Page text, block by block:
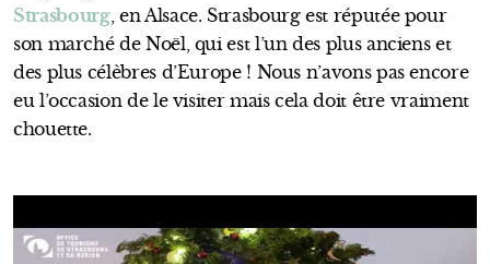
Strasbourg, en Alsace. Strasbourg est réputée pour
son marché de Noël, qui est l’un des plus anciens et
des plus célèbres d’Europe ! Nous n’avons pas encore
eu l’occasion de le visiter mais cela doit être vraiment
chouette.